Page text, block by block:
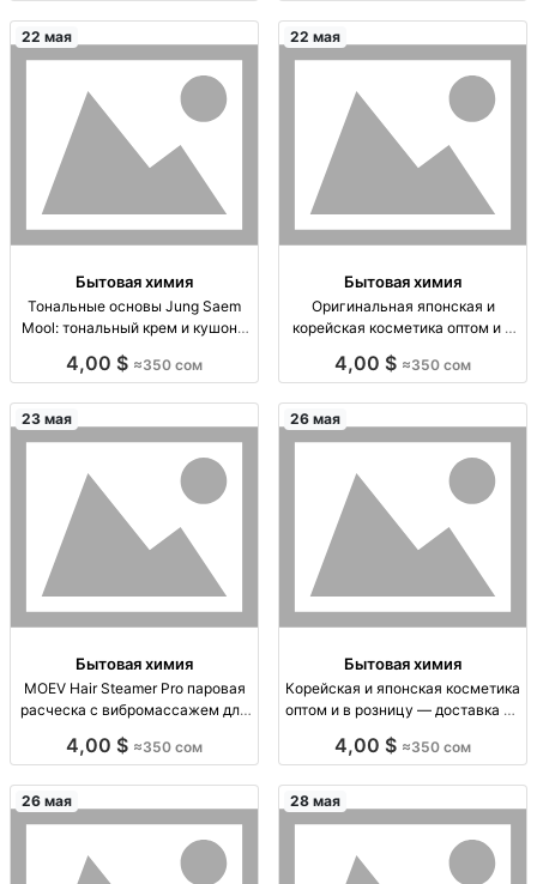
куркумой (эксфолиация, мягкое
отшелушивание, гладкость
высыпания; ↓ покраснение;
22 мая
Бытовая химия
Тональные основы Jung Saem
Mool: тональный крем и кушоны
Тональная основа K-beauty люкс
кушон (cushion) компакт. Эффект
4,00 $ ≈350 сом
22 мая
Бытовая химия
Оригинальная японская и
корейская косметика оптом и в
СНГ Японская&Корейская
розница, подбор средств,
доставка по городу/регионам, от
4,00 $ ≈350 сом
23 мая
Бытовая химия
MOEV Hair Steamer Pro паровая
расческа с вибромассажем для
увлажнение, разглаживание и
2в1: тёплый пар для раскрытия
кутикулы, микровибромассаж
кожи головы; разгла
4,00 $ ≈350 сом
26 мая
Бытовая химия
Корейская и японская косметика
оптом и в розницу — доставка по
(оригинал): уход за лицом/
типу кожи. Опт/розница. Дост
4,00 $ ≈350 сом
26 мая 28 мая